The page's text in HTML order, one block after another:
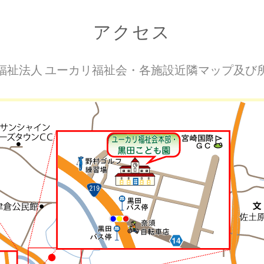
アクセス
祉法人 ユーカリ福祉会・各施設近隣マップ及び